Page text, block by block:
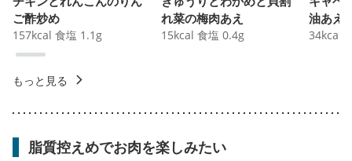
ご酢炒め
157kcal 食塩 1.1 g
れ菜の梅肉あえ
15kcal 食塩 0.4g
油あえ
34kcal
もっと見る
脂質控えめでお肉を楽しみたい